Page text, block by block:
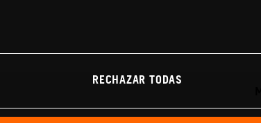
RECHAZAR TODAS